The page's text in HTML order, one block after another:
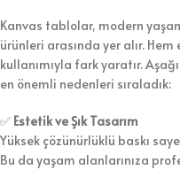
Kanvas tablolar, modern
ürünleri arasında yer alır.
kullanımıyla fark yaratır.
en önemli nedenleri sıraladık:
✅ Estetik ve Şık Tasarım
Yüksek çözünürlüklü baskı
Bu da yaşam alanlarınıza